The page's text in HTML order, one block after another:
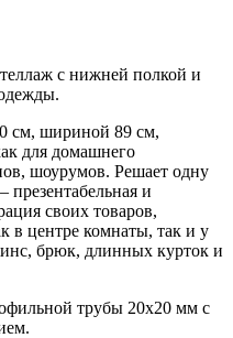
с нижней полкой и
см, шириной 89 см,
для домашнего
шоурумов. Решает одну
презентабельная и
своих товаров,
в центре комнаты, так и у
брюк, длинных курток и
трубы 20х20 мм с